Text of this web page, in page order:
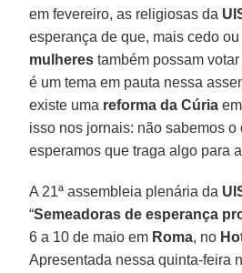
em fevereiro, as religiosas da
esperança de que, mais cedo
mulheres também possam
é um tema em pauta nessa
existe uma reforma da Cúria
isso nos jornais: não sabemos o
esperamos que traga algo para
A 21ª assembleia plenária da
“Semeadoras de esperança
6 a 10 de maio em Roma, no
Apresentada nessa quinta-feira